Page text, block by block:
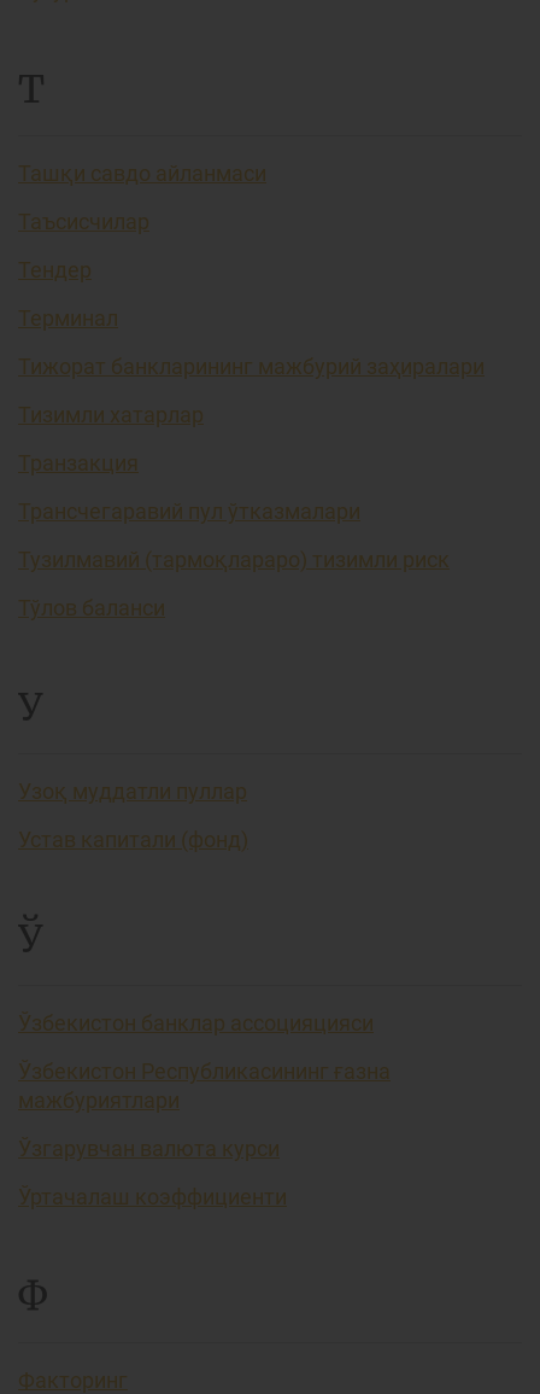
Т
Ташқи савдо айланмаси
Таъсисчилар
Тендер
Терминал
Тижорат банкларининг мажбурий заҳиралари
Тизимли хатарлар
Транзакция
Трансчегаравий пул ўтказмалари
Тузилмавий (тармоқлараро) тизимли риск
Тўлов баланси
У
Узоқ муддатли пуллар
Устав капитали (фонд)
Ў
Ўзбекистон банклар ассоцияцияси
Ўзбекистон Республикасининг ғазна
мажбуриятлари
Ўзгарувчан валюта курси
Ўртачалаш коэффициенти
Ф
Факторинг